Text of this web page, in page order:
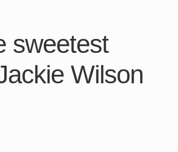
sweetest
Wilson